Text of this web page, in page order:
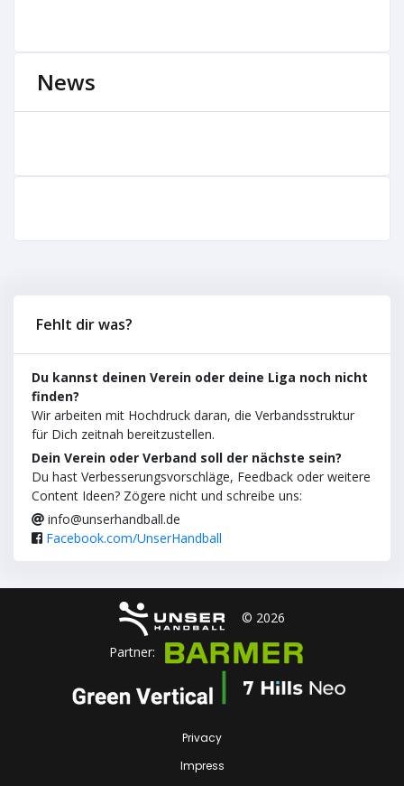
News
Fehlt dir was?
Du kannst deinen Verein oder deine Liga noch nicht
finden?
Wir arbeiten mit Hochdruck daran, die Verbandsstruktur
für Dich zeitnah bereitzustellen.
Dein Verein oder Verband soll der nächste sein?
Du hast Verbesserungsvorschläge, Feedback oder weitere
Content Ideen? Zögere nicht und schreibe uns:
info@unserhandball.de
Facebook.com/UnserHandball
© 2026
Partner:
Privacy
Impress